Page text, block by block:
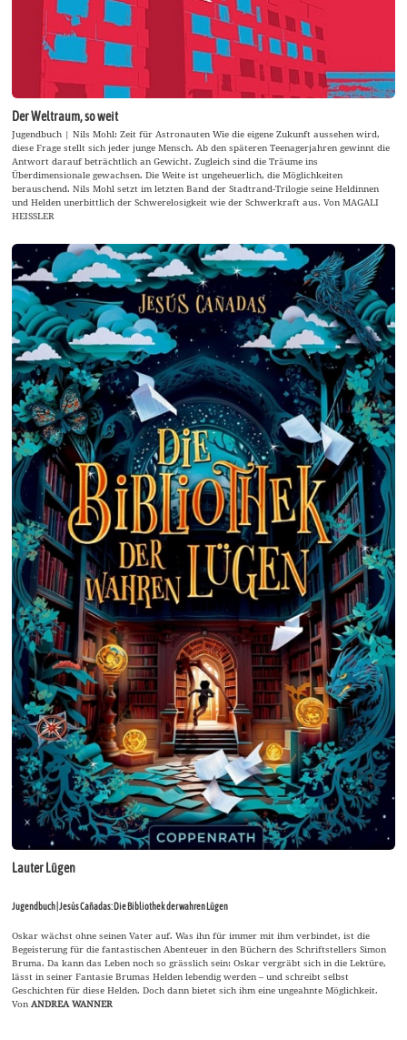
Der Weltraum, so weit
Jugendbuch | Nils Mohl: Zeit für Astronauten Wie die eigene Zukunft aussehen wird,
diese Frage stellt sich jeder junge Mensch. Ab den späteren Teenagerjahren gewinnt die
Antwort darauf beträchtlich an Gewicht. Zugleich sind die Träume ins
Überdimensionale gewachsen. Die Weite ist ungeheuerlich, die Möglichkeiten
berauschend. Nils Mohl setzt im letzten Band der Stadtrand-Trilogie seine Heldinnen
und Helden unerbittlich der Schwerelosigkeit wie der Schwerkraft aus. Von MAGALI
HEISSLER
Lauter Lügen
Jugendbuch | Jesús Cañadas: Die Bibliothek der wahren Lügen
Oskar wächst ohne seinen Vater auf. Was ihn für immer mit ihm verbindet, ist die
Begeisterung für die fantastischen Abenteuer in den Büchern des Schriftstellers Simon
Bruma. Da kann das Leben noch so grässlich sein: Oskar vergräbt sich in die Lektüre,
lässt in seiner Fantasie Brumas Helden lebendig werden – und schreibt selbst
Geschichten für diese Helden. Doch dann bietet sich ihm eine ungeahnte Möglichkeit.
VonANDREA WANNER